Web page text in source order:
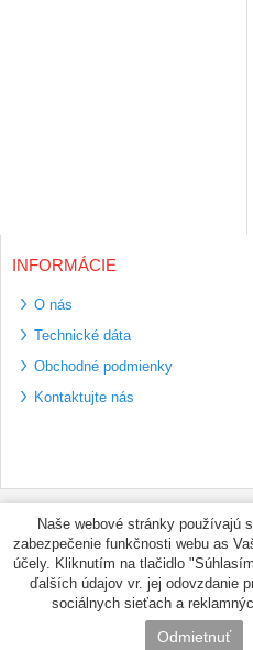
INFORMÁCIE
O nás
Technické dáta
Obchodné podmienky
Kontaktujte nás
Naše webové stránky používajú
zabezpečenie funkčnosti webu as
účely. Kliknutím na tlačidlo
ďalších údajov vr. jej odovzdanie
sociálnych sieťach a
Odmietnuť